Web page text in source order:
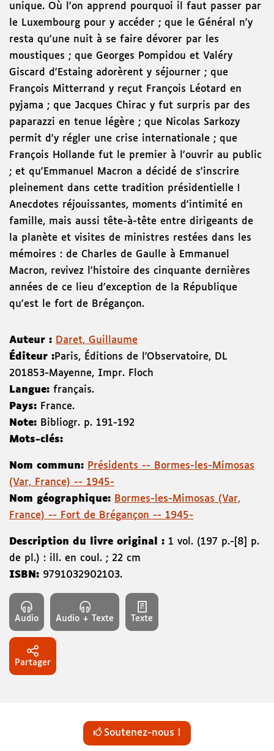
unique. Où l'on apprend pourquoi il faut passer par
le Luxembourg pour y accéder ; que le Général n'y
resta qu'une nuit à se faire dévorer par les
moustiques ; que Georges Pompidou et Valéry
Giscard d'Estaing adorèrent y séjourner ; que
François Mitterrand y reçut François Léotard en
pyjama ; que Jacques Chirac y fut surpris par des
paparazzi en tenue légère ; que Nicolas Sarkozy
permit d'y régler une crise internationale ; que
François Hollande fut le premier à l'ouvrir au public
; et qu'Emmanuel Macron a décidé de s'inscrire
pleinement dans cette tradition présidentielle !
Anecdotes réjouissantes, moments d'intimité en
famille, mais aussi tête-à-tête entre dirigeants de
la planète et visites de ministres restées dans les
mémoires : de Charles de Gaulle à Emmanuel
Macron, revivez l'histoire des cinquante dernières
années de ce lieu d'exception de la République
qu'est le fort de Brégançon.
Auteur : Daret, Guillaume
Éditeur :Paris, Éditions de l'Observatoire, DL
201853-Mayenne, Impr. Floch
Langue: français.
Pays: France.
Note: Bibliogr. p. 191-192
Mots-clés:
Nom commun: Présidents -- Bormes-les-Mimosas
(Var, France) -- 1945-
Nom géographique: Bormes-les-Mimosas (Var,
France) -- Fort de Brégançon -- 1945-
Description du livre original : 1 vol. (197 p.-[8] p.
de pl.) : ill. en coul. ; 22 cm
ISBN: 9791032902103.
Audio Audio + Texte Texte
Partager
Soutenez-nous !